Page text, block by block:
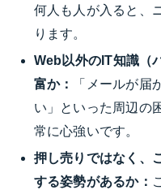
何人も人が入ると、
ります。
Web以外のIT知識（
富か：
「メールが届
い」といった周辺の
常に心強いです。
押し売りではなく、
する姿勢があるか：